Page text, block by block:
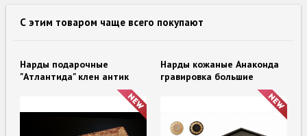
С этим товаром чаще всего покупают
Нарды подарочные
"Атлантида" клен антик
Нарды кожаные Анаконда
гравировка большие